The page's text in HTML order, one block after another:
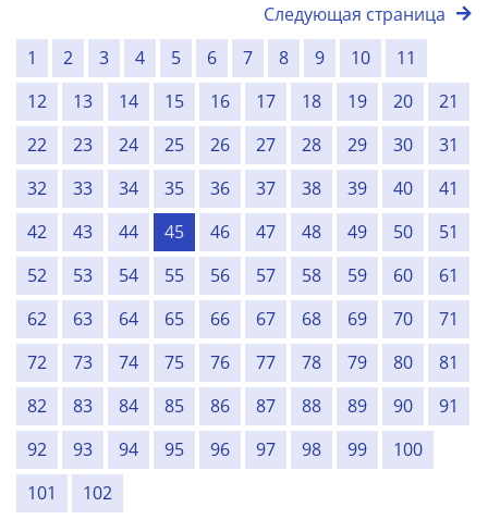
Следующая страница
1
2 3 4 5 6 7 8 9 10
11
12
13 14 15 16 17 18 19 20
21
22
23 24 25 26 27 28 29 30
31
32
33 34 35 36 37 38 39 40
41
42
43 44 45 46 47 48 49 50
51
52
53 54 55 56 57 58 59 60
61
62
63 64 65 66 67 68 69 70
71
72
73 74 75 76 77 78 79 80
81
82
83 84 85 86 87 88 89 90
91
92
93 94 95 96 97 98 99
100
101
102